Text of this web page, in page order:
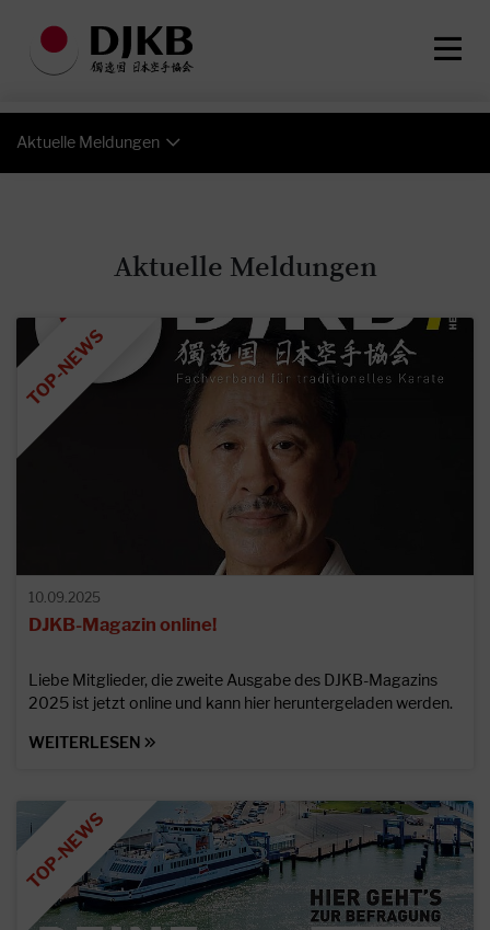
Aktuelle Meldungen
Aktuelle Meldungen
10.09.2025
DJKB-Magazin online!
Liebe Mitglieder, die zweite Ausgabe des DJKB-Magazins
2025 ist jetzt online und kann hier heruntergeladen werden.
WEITERLESEN